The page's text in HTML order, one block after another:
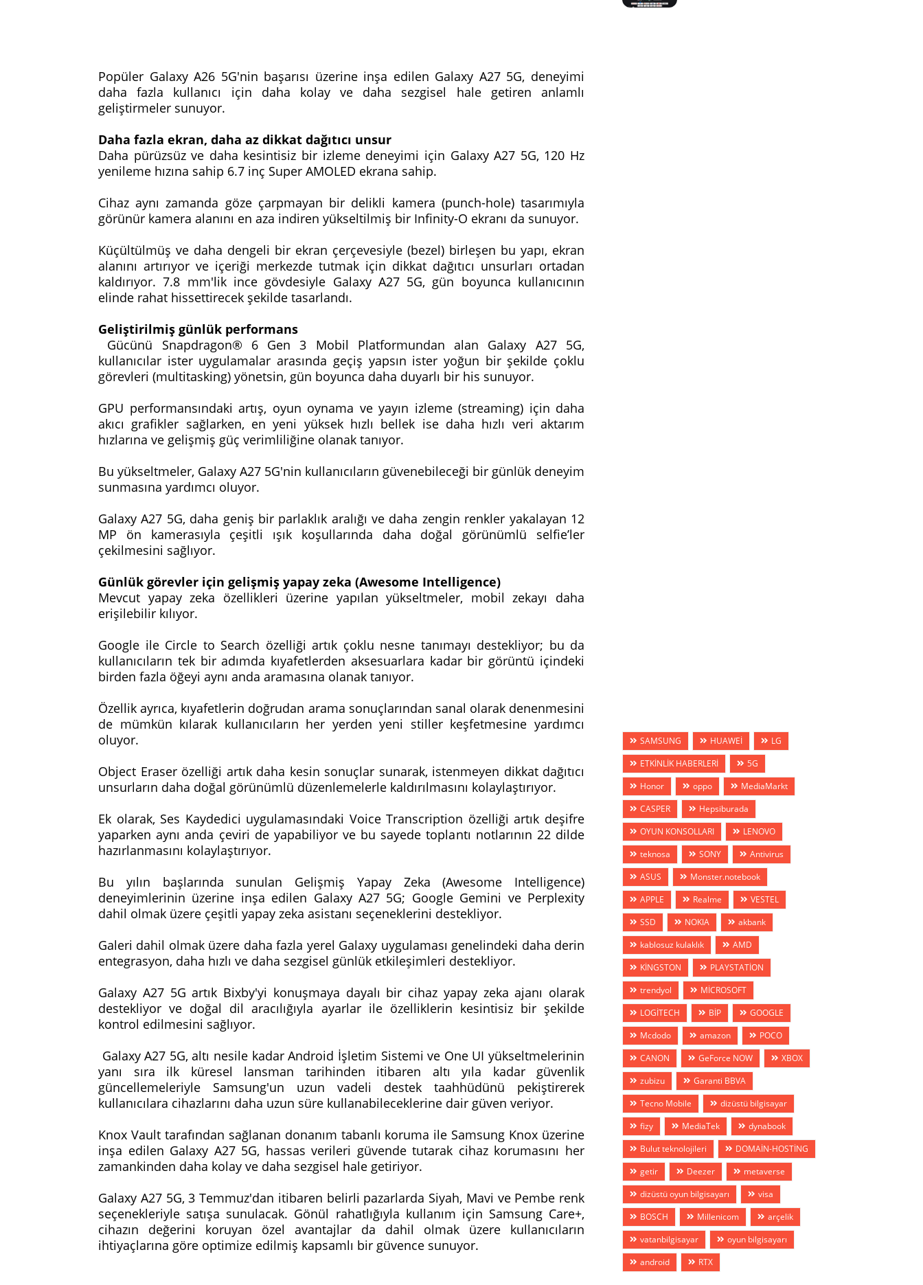
Popüler Galaxy A26 5G'nin başarısı üzerine inşa edilen Galaxy A27 5G, deneyimi
daha fazla kullanıcı için daha kolay ve daha sezgisel hale getiren anlamlı
geliştirmeler sunuyor.
Daha fazla ekran, daha az dikkat dağıtıcı unsur
Daha pürüzsüz ve daha kesintisiz bir izleme deneyimi için Galaxy A27 5G, 120 Hz
yenileme hızına sahip 6.7 inç Super AMOLED ekrana sahip.
Cihaz aynı zamanda göze çarpmayan bir delikli kamera (punch-hole) tasarımıyla
görünür kamera alanını en aza indiren yükseltilmiş bir Infinity-O ekranı da sunuyor.
Küçültülmüş ve daha dengeli bir ekran çerçevesiyle (bezel) birleşen bu yapı, ekran
alanını artırıyor ve içeriği merkezde tutmak için dikkat dağıtıcı unsurları ortadan
kaldırıyor. 7.8 mm'lik ince gövdesiyle Galaxy A27 5G, gün boyunca kullanıcının
elinde rahat hissettirecek şekilde tasarlandı.
Geliştirilmiş günlük performans
Gücünü Snapdragon® 6 Gen 3 Mobil Platformundan alan Galaxy A27 5G,
kullanıcılar ister uygulamalar arasında geçiş yapsın ister yoğun bir şekilde çoklu
görevleri (multitasking) yönetsin, gün boyunca daha duyarlı bir his sunuyor.
GPU performansındaki artış, oyun oynama ve yayın izleme (streaming) için daha
akıcı grafikler sağlarken, en yeni yüksek hızlı bellek ise daha hızlı veri aktarım
hızlarına ve gelişmiş güç verimliliğine olanak tanıyor.
Bu yükseltmeler, Galaxy A27 5G'nin kullanıcıların güvenebileceği bir günlük deneyim
sunmasına yardımcı oluyor.
Galaxy A27 5G, daha geniş bir parlaklık aralığı ve daha zengin renkler yakalayan 12
MP ön kamerasıyla çeşitli ışık koşullarında daha doğal görünümlü selfie’ler
çekilmesini sağlıyor.
Günlük görevler için gelişmiş yapay zeka (Awesome Intelligence)
Mevcut yapay zeka özellikleri üzerine yapılan yükseltmeler, mobil zekayı daha
erişilebilir kılıyor.
Google ile Circle to Search özelliği artık çoklu nesne tanımayı destekliyor; bu da
kullanıcıların tek bir adımda kıyafetlerden aksesuarlara kadar bir görüntü içindeki
birden fazla öğeyi aynı anda aramasına olanak tanıyor.
Özellik ayrıca, kıyafetlerin doğrudan arama sonuçlarından sanal olarak denenmesini
de mümkün kılarak kullanıcıların her yerden yeni stiller keşfetmesine yardımcı
oluyor.
Object Eraser özelliği artık daha kesin sonuçlar sunarak, istenmeyen dikkat dağıtıcı
unsurların daha doğal görünümlü düzenlemelerle kaldırılmasını kolaylaştırıyor.
Ek olarak, Ses Kaydedici uygulamasındaki Voice Transcription özelliği artık deşifre
yaparken aynı anda çeviri de yapabiliyor ve bu sayede toplantı notlarının 22 dilde
hazırlanmasını kolaylaştırıyor.
Bu yılın başlarında sunulan Gelişmiş Yapay Zeka (Awesome Intelligence)
deneyimlerinin üzerine inşa edilen Galaxy A27 5G; Google Gemini ve Perplexity
dahil olmak üzere çeşitli yapay zeka asistanı seçeneklerini destekliyor.
Galeri dahil olmak üzere daha fazla yerel Galaxy uygulaması genelindeki daha derin
entegrasyon, daha hızlı ve daha sezgisel günlük etkileşimleri destekliyor.
Galaxy A27 5G artık Bixby'yi konuşmaya dayalı bir cihaz yapay zeka ajanı olarak
destekliyor ve doğal dil aracılığıyla ayarlar ile özelliklerin kesintisiz bir şekilde
kontrol edilmesini sağlıyor.
Galaxy A27 5G, altı nesile kadar Android İşletim Sistemi ve One UI yükseltmelerinin
yanı sıra ilk küresel lansman tarihinden itibaren altı yıla kadar güvenlik
güncellemeleriyle Samsung'un uzun vadeli destek taahhüdünü pekiştirerek
kullanıcılara cihazlarını daha uzun süre kullanabileceklerine dair güven veriyor.
Knox Vault tarafından sağlanan donanım tabanlı koruma ile Samsung Knox üzerine
inşa edilen Galaxy A27 5G, hassas verileri güvende tutarak cihaz korumasını her
zamankinden daha kolay ve daha sezgisel hale getiriyor.
Galaxy A27 5G, 3 Temmuz'dan itibaren belirli pazarlarda Siyah, Mavi ve Pembe renk
seçenekleriyle satışa sunulacak. Gönül rahatlığıyla kullanım için Samsung Care+,
cihazın değerini koruyan özel avantajlar da dahil olmak üzere kullanıcıların
ihtiyaçlarına göre optimize edilmiş kapsamlı bir güvence sunuyor.
SAMSUNG HUAWEİ
LG
ETKİNLİK HABERLERİ
5G
Honor
oppo
MediaMarkt
CASPER
Hepsiburada
OYUN KONSOLLARI
LENOVO
teknosa
SONY
Antivirus
ASUS
Monster.notebook
APPLE
Realme
VESTEL
SSD
NOKIA
akbank
kablosuz kulaklık
AMD
KİNGSTON
PLAYSTATİON
trendyol
MİCROSOFT
LOGİTECH
BİP
GOOGLE
Mcdodo
amazon
POCO
CANON
GeForce NOW
XBOX
zubizu
Garanti BBVA
Tecno Mobile
dizüstü bilgisayar
fizy
MediaTek
dynabook
Bulut teknolojileri
DOMAİN-HOSTİNG
getir
Deezer
metaverse
dizüstü oyun bilgisayarı
visa
BOSCH
Millenicom
arçelik
vatanbilgisayar
oyun bilgisayarı
android
RTX